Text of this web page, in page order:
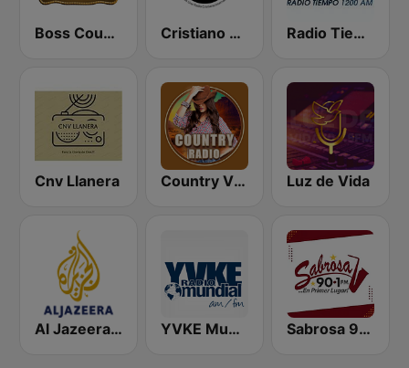
Boss Country Radio Cristiano Radio Radio Tiempo 1200 AM
Cnv Llanera Country Vibes Luz de Vida
Al Jazeera Arabic (قناة الجزيرة) YVKE Mundial Caracas Sabrosa 90.1 FM